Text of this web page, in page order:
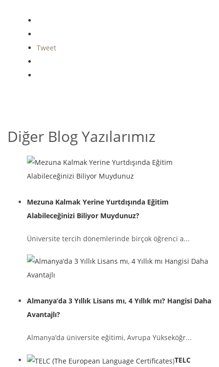
Tweet
Diğer Blog Yazılarımız
Mezuna Kalmak Yerine Yurtdışında Eğitim
Alabileceğinizi Biliyor Muydunuz?
Üniversite tercih dönemlerinde birçok öğrenci a...
Almanya’da 3 Yıllık Lisans mı, 4 Yıllık mı? Hangisi Daha
Avantajlı?
Almanya’da üniversite eğitimi, Avrupa Yükseköğr...
TELC